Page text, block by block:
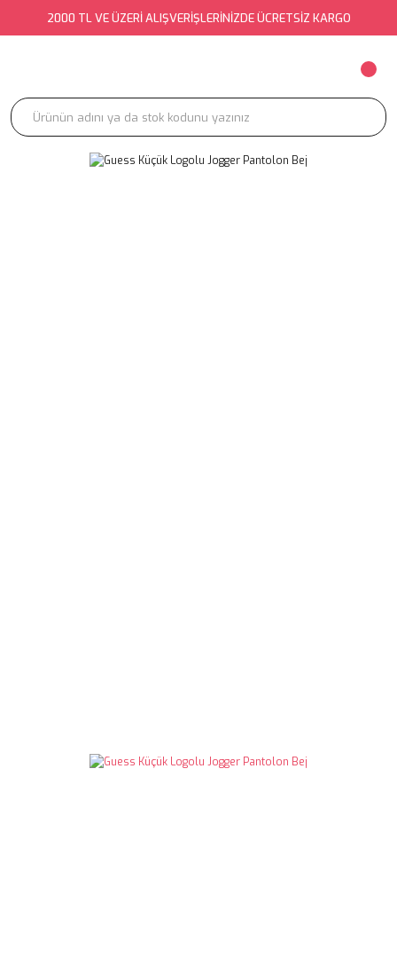
2000 TL VE ÜZERİ ALIŞVERİŞLERİNİZDE ÜCRETSİZ KARGO